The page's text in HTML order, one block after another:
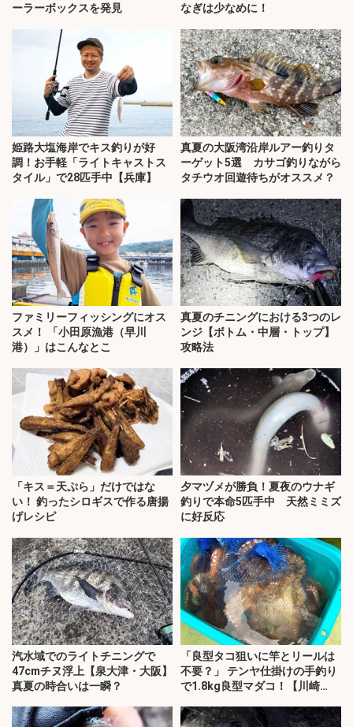
ーラーボックスを発見 なぎは少なめに！
姫路大塩海岸でキス釣りが好
調！お手軽「ライトキャストス
タイル」で28匹手中【兵庫】
真夏の大阪湾沿岸ルアー釣りタ
ーゲット5選 カサゴ釣りながら
タチウオ回遊待ちがオススメ？
ファミリーフィッシングにオス
スメ！ 「小田原漁港（早川
港）」はこんなとこ
真夏のチニングにおける3つのレ
ンジ【ボトム・中層・トップ】
攻略法
「キス＝天ぷら」だけではな
い！ 釣ったシロギスで作る唐揚
げレシピ
夕マヅメが勝負！夏夜のウナギ
釣りで本命5匹手中 天然ミミズ
に好反応
汽水域でのライトチニングで
47cmチヌ浮上【泉大津・大阪】
真夏の時合いは一瞬？
「良型タコ狙いに竿とリールは
不要？」 テンヤ仕掛けの手釣り
で1.8kg良型マダコ！【川崎